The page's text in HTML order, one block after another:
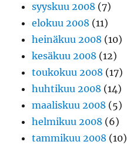
syyskuu 2008 (7)
elokuu 2008 (11)
heinäkuu 2008 (10)
kesäkuu 2008 (12)
toukokuu 2008 (17)
huhtikuu 2008 (14)
maaliskuu 2008 (5)
helmikuu 2008 (6)
tammikuu 2008 (10)